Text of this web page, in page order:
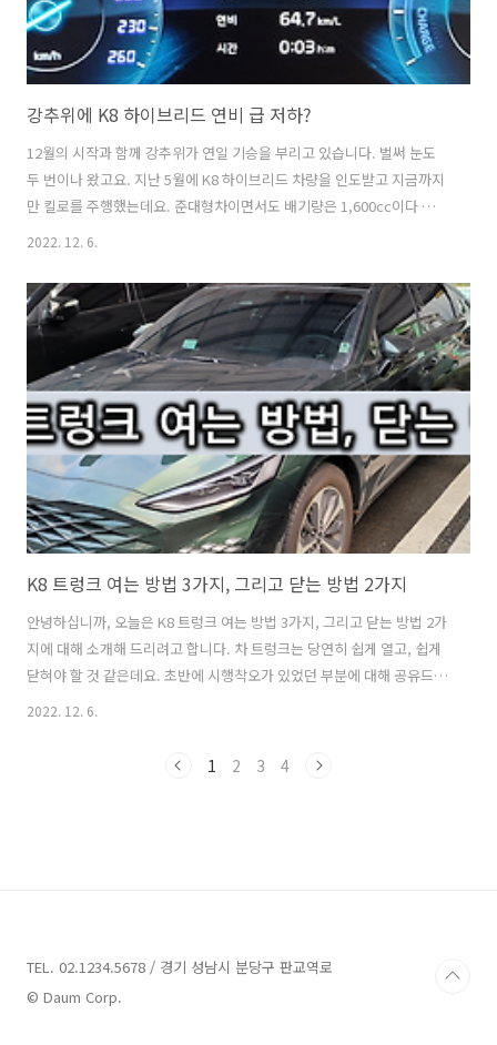
강추위에 K8 하이브리드 연비 급 저하?
12월의 시작과 함께 강추위가 연일 기승을 부리고 있습니다. 벌써 눈도
두 번이나 왔고요. 지난 5월에 K8 하이브리드 차량을 인도받고 지금까지
만 킬로를 주행했는데요. 준대형차이면서도 배기량은 1,600cc이다 보니
연비가 정말 좋다는 만족감을 가지고 있습니다. 특히 직전에 7년간 타던
거리도 월등히 늘어났다는 것을 체감하고 있습니다. 그런데... 요새 화물
연대 파업으로 인해 주유소 기름이 품절되는 곳이 늘어나고 있어 기름 게
이지가 한 칸만 줄어도 기름을 채워 넣는데요. 연비가 좋아서 확실히 기
름이 줄어드는 건 덜 하지만, 일주일에 한 칸만 줄어도 주유소에 들르고
있습니다. 현재까지 기름이 동난 주유소가 80곳으로 늘어났다는데..
2022. 12. 6.
K8 트렁크 여는 방법 3가지, 그리고 닫는 방법 2가지
안녕하십니까, 오늘은 K8 트렁크 여는 방법 3가지, 그리고 닫는 방법 2가
지에 대해 소개해 드리려고 합니다. 차 트렁크는 당연히 쉽게 열고, 쉽게
닫혀야 할 것 같은데요. 초반에 시행착오가 있었던 부분에 대해 공유드립
니다. 전동 트렁크인데 손으로 트렁크 문을 닫았습니다^^;;; 차량은 1.6
리디안 사운드, 선루프입니다. K8 트렁크 여는 3가지 방법 1. 차량 핸들
2022. 12. 6.
1 2 3 4
TEL. 02.1234.5678 / 경기 성남시 분당구 판교역로
© Daum Corp.